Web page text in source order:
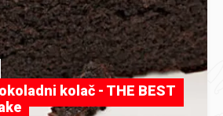
kolač - THE BEST